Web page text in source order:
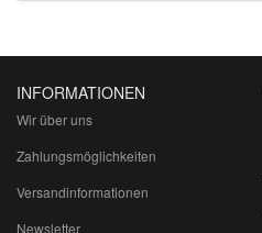
INFORMATIONEN
Wir über uns
Zahlungsmöglichkeiten
Versandinformationen
Newsletter